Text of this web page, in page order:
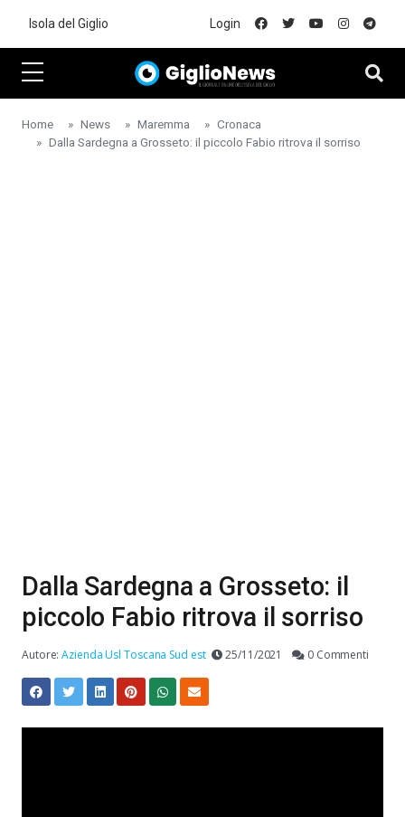
Isola del Giglio Login
Home News Maremma
Cronaca
Dalla Sardegna a Grosseto: il piccolo Fabio ritrova il sorriso
Dalla Sardegna a Grosseto: il
piccolo Fabio ritrova il sorriso
Autore:Azienda Usl Toscana Sud est 25/11/2021 0 Commenti